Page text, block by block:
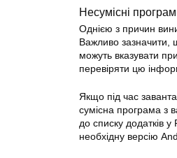
Несумісні
Однією з причин
Важливо зазначити,
можуть вказувати
перевіряти цю
Якщо під час
сумісна програма з
до списку додатків
необхідну версію